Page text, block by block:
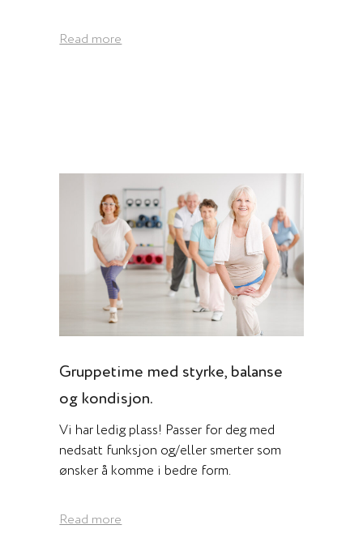
Read more
Gruppetime med styrke, balanse
og kondisjon.
Vi har ledig plass! Passer for deg med
nedsatt funksjon og/eller smerter som
ønsker å komme i bedre form.
Read more